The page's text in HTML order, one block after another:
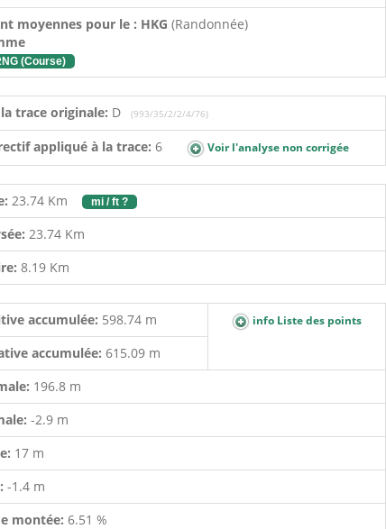
moyennes pour le : HKG (Randonnée)
(Course)
trace originale: D (993/35/2/2/4/76)
appliqué à la trace: 6 Voir l'analyse non corrigée
23.74 Km mi / ft ?
23.74 Km
8.19 Km
accumulée: 598.74 m info Liste des points
accumulée: 615.09 m
196.8 m
-2.9 m
17 m
-1.4 m
montée: 6.51 %